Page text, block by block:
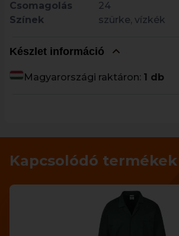
Csomagolás
24
Színek
szürke, vízkék
Készlet információ
Magyarországi raktáron: 1 db
Kapcsolódó termékek